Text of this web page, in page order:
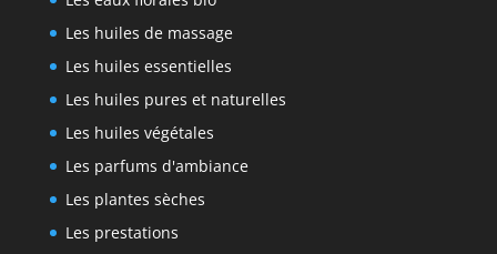
Les huiles de massage
Les huiles essentielles
Les huiles pures et naturelles
Les huiles végétales
Les parfums d'ambiance
Les plantes sèches
Les prestations